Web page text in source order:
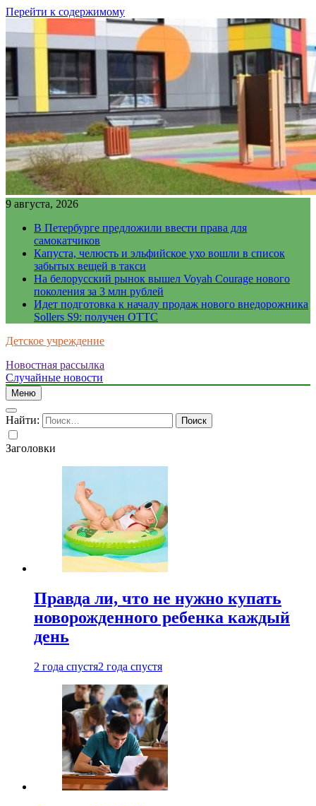
Перейти к содержимому
9 августа, 2026
В Петербурге предложили ввести права для
самокатчиков
Капуста, челюсть и эльфийское ухо вошли в список
забытых вещей в такси
На белорусский рынок вышел Voyah Courage нового
поколения за 3 млн рублей
Идет подготовка к началу продаж нового внедорожника
Sollers S9: получен ОТТС
Детское учреждение
Новостная рассылка
Случайные новости
Меню
Найти:
Заголовки
Правда ли, что не нужно купать
новорожденного ребенка каждый
день
2 года спустя2 года спустя